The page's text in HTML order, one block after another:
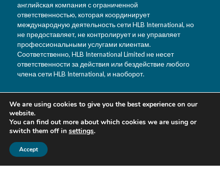
английская компания с ограниченной
ответственностью, которая координирует
международную деятельность сети HLB International, но
не предоставляет, не контролирует и не управляет
профессиональными услугами клиентам.
Соответственно, HLB International Limited не несет
ответственности за действия или бездействие любого
члена сети HLB International, и наоборот.
T: +992 44 601 9933
F: +992 880 99 3333
E: info@hlbtj.com
W: www.hlbtj.com
L: г. Душанбе, ул. Айни,
We are using cookies to give you the best experience on our
website.
You can find out more about which cookies we are using or
switch them off in settings.
Accept